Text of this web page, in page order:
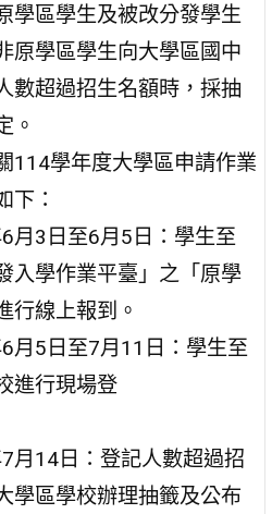
學區學生及被改分發學生
原學區學生向大學區國中
數超過招生名額時，採抽
。
114學年度大學區申請作業
下：
月3日至6月5日：學生至
入學作業平臺」之「原學
行線上報到。
月5日至7月11日：學生至
進行現場登
月14日：登記人數超過招
學區學校辦理抽籤及公布